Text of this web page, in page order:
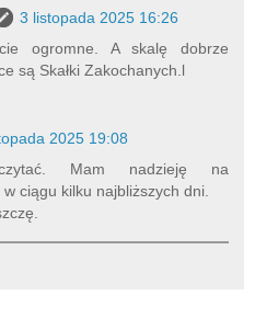
3 listopada 2025 16:26
ogromne. A skalę dobrze
są Skałki Zakochanych.l
2025 19:08
Mam nadzieję na
ciągu kilku najbliższych dni.